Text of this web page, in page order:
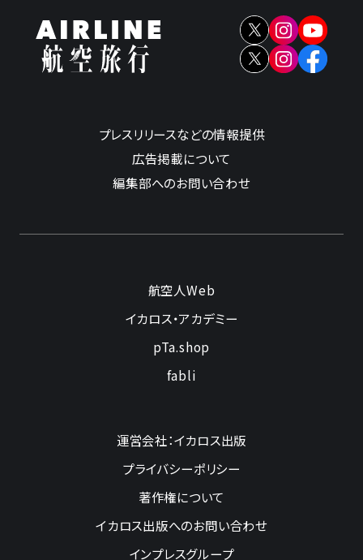
プレスリリースなどの情報提供
広告掲載について
編集部へのお問い合わせ
航空人Web
イカロス・アカデミー
pTa.shop
fabli
運営会社：イカロス出版
プライバシーポリシー
著作権について
イカロス出版へのお問い合わせ
インプレスグループ